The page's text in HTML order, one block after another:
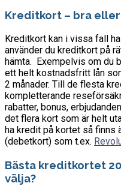
Kreditkort – bra
Kreditkort kan i vissa fall
använder du kreditkort på
hämta. Exempelvis om du
ett helt kostnadsfritt lån
2 månader. Till de flesta
kompletterande
rabatter, bonus,
det flera kort som är helt
ha kredit på kortet så finns
(debetkort) som t.ex.
Bästa kreditkortet
välja?